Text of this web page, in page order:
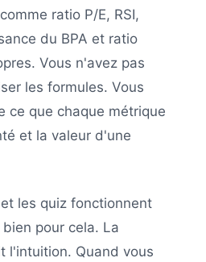
ratio P/E, RSI,
du BPA et ratio
Vous n'avez pas
les formules. Vous
ce que chaque métrique
et la valeur d'une
les quiz fonctionnent
pour cela. La
l'intuition. Quand vous